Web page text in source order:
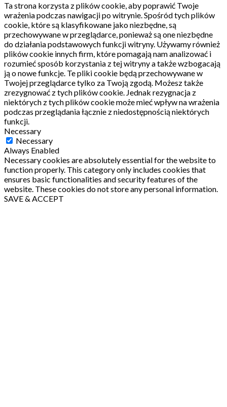
Ta strona korzysta z plików cookie, aby poprawić Twoje
wrażenia podczas nawigacji po witrynie.Spośród tych plików
cookie, które są klasyfikowane jako niezbędne, są
przechowywane w przeglądarce, ponieważ są one niezbędne
do działania podstawowych funkcji witryny. Używamy również
plików cookie innych firm, które pomagają nam analizować i
rozumieć sposób korzystania z tej witryny a także wzbogacają
ją o nowe funkcje. Te pliki cookie będą przechowywane w
Twojej przeglądarce tylko za Twoją zgodą. Możesz także
zrezygnować z tych plików cookie. Jednak rezygnacja z
niektórych z tych plików cookie może mieć wpływ na wrażenia
podczas przeglądania łącznie z niedostępnością niektórych
funkcji.
Necessary
Necessary
Always Enabled
Necessary cookies are absolutely essential for the website to
function properly. This category only includes cookies that
ensures basic functionalities and security features of the
website. These cookies do not store any personal information.
SAVE & ACCEPT